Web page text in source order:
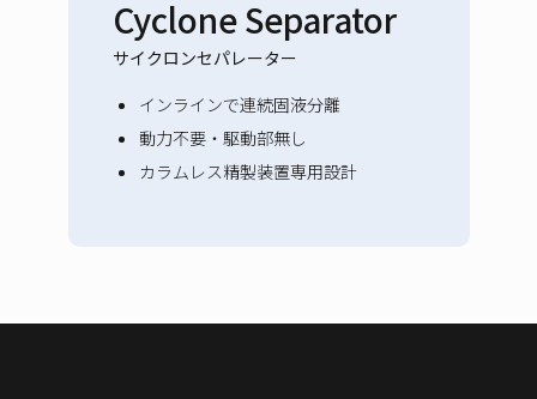
Cyclone Separator
サイクロンセパレーター
インラインで連続固液分離
動力不要・駆動部無し
カラムレス精製装置専用設計